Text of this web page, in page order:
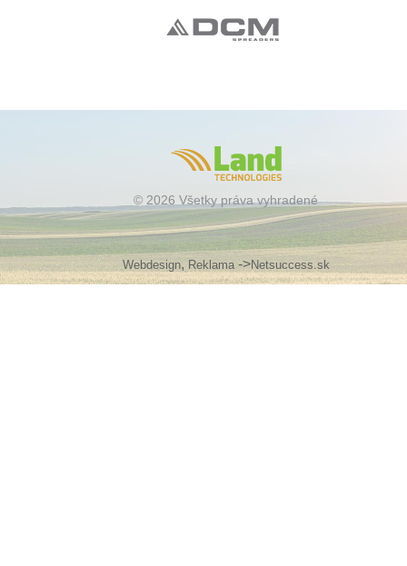
© 2026 Všetky práva vyhradené
Webdesign,Reklama->Netsuccess.sk